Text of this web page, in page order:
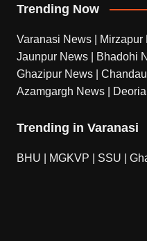
Trending Now
Varanasi News Mirzapur
Jaunpur News
Bhadohi
Ghazipur News
Azamgargh News
Trending in Varanasi
BHU MGKVP SSU